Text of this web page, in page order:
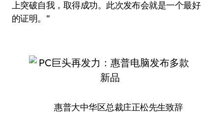
上突破自我，取得成功。此次发布会就是一个最好
的证明。”
惠普大中华区总裁庄正松先生致辞